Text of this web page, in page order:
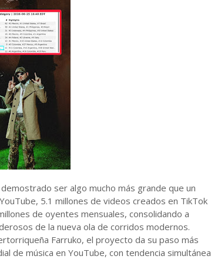
ser algo mucho más grande que un
5.1 millones de videos creados en TikTok
de oyentes mensuales, consolidando a
de la nueva ola de corridos modernos.
Farruko, el proyecto da su paso más
de música en YouTube, con tendencia simultánea